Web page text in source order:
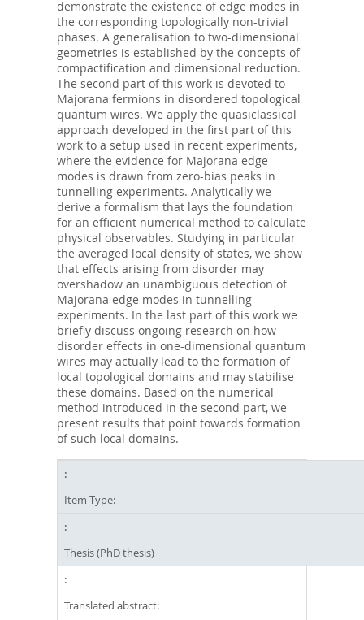
demonstrate the existence of edge modes in
the corresponding topologically non-trivial
phases. A generalisation to two-dimensional
geometries is established by the concepts of
compactification and dimensional reduction.
The second part of this work is devoted to
Majorana fermions in disordered topological
quantum wires. We apply the quasiclassical
approach developed in the first part of this
work to a setup used in recent experiments,
where the evidence for Majorana edge
modes is drawn from zero-bias peaks in
tunnelling experiments. Analytically we
derive a formalism that lays the foundation
for an efficient numerical method to calculate
physical observables. Studying in particular
the averaged local density of states, we show
that effects arising from disorder may
overshadow an unambiguous detection of
Majorana edge modes in tunnelling
experiments. In the last part of this work we
briefly discuss ongoing research on how
disorder effects in one-dimensional quantum
wires may actually lead to the formation of
local topological domains and may stabilise
these domains. Based on the numerical
method introduced in the second part, we
present results that point towards formation
of such local domains.
Item Type:
Thesis (PhD thesis)
Translated abstract: